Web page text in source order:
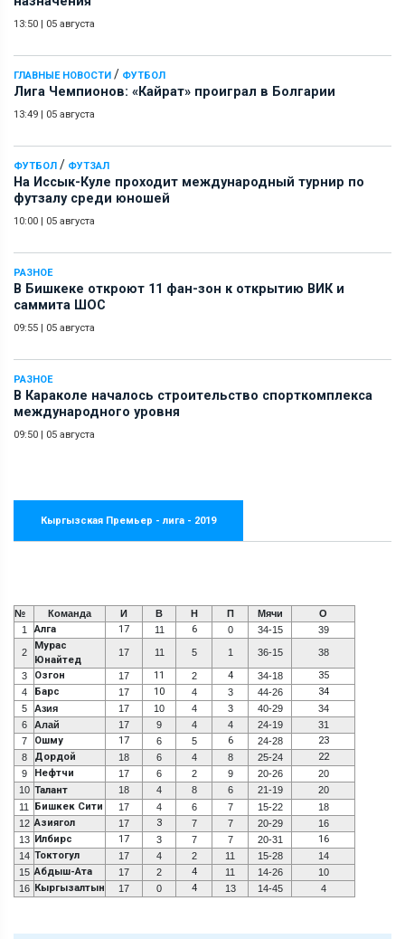
13:50 | 05 августа
ГЛАВНЫЕ НОВОСТИ / ФУТБОЛ
Лига Чемпионов: «Кайрат» проиграл в Болгарии
13:49 | 05 августа
ФУТБОЛ / ФУТЗАЛ
На Иссык-Куле проходит международный турнир по
футзалу среди юношей
10:00 | 05 августа
РАЗНОЕ
В Бишкеке откроют 11 фан-зон к открытию ВИК и
саммита ШОС
09:55 | 05 августа
РАЗНОЕ
В Караколе началось строительство спорткомплекса
международного уровня
09:50 | 05 августа
Кыргызская Премьер - лига - 2019
№ Команда И В Н П Мячи
О
1
Алга 17 11 6 0 34-15 39
2
Мурас
Юнайтед
17 11 5 1 36-15 38
3 Озгон 17 11 2 4 34-18 35
4 Барс 17 10 4 3 44-26 34
5 Азия 17 10 4 3 40-29
34
6
Алай 17 9 4 4 24-19
31
7
Ошму 17 6 5 6 24-28 23
8 Дордой 18 6 4 8 25-24 22
9 Нефтчи 17 6 2 9 20-26
20
10 Талант 18 4 8 6 21-19
20
11
Бишкек Сити 17 4 6 7 15-22
18
12 Азиягол 17 3 7 7 20-29
16
13 Илбирс 17 3 7 7 20-31 16
14 Токтогул 17 4 2 11 15-28
14
15 Абдыш-Ата 17 2 4 11 14-26
10
16 Кыргызалтын 17 0 4 13 14-45 4